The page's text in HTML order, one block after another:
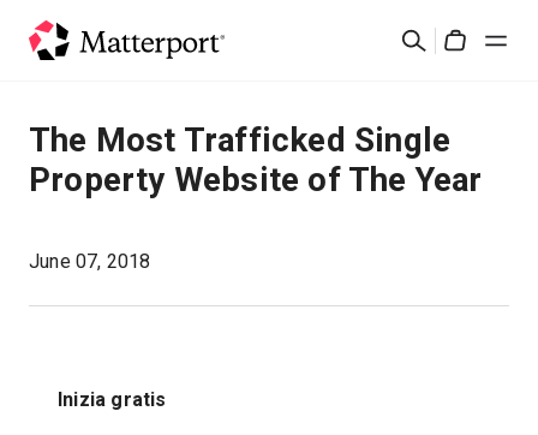
Cerca
Soluzioni
Prodotti
Prezzi
Scopri le novità
The Most Trafficked Single
Property Website of The Year
June 07, 2018
Inizia gratis